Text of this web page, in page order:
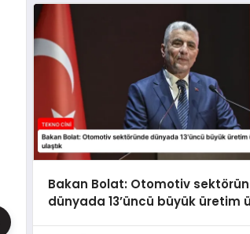
Bakan Bolat: Otomotiv
dünyada 13’üncü büyük üretim